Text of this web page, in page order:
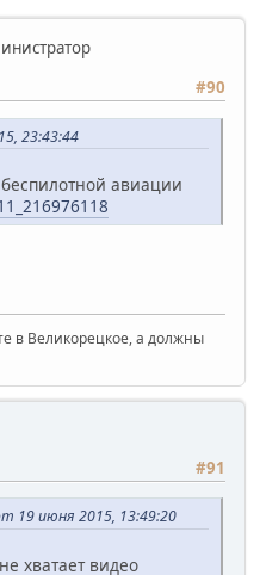
#90
23:43:44
авиации
в Великорецкое, а должны
#91
19 июня 2015, 13:49:20
хватает видео